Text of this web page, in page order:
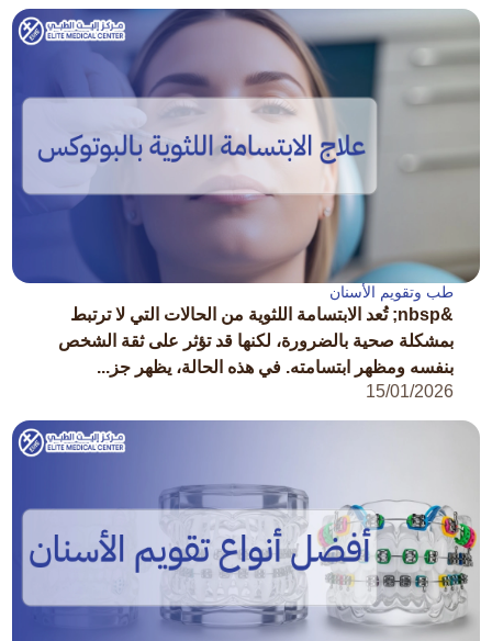
طب وتقويم الأسنان
&nbsp; تُعد الابتسامة اللثوية من الحالات التي لا ترتبط
بمشكلة صحية بالضرورة، لكنها قد تؤثر على ثقة الشخص
بنفسه ومظهر ابتسامته. في هذه الحالة، يظهر جز...
15/01/2026